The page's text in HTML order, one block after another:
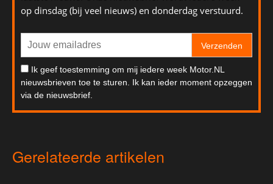
op dinsdag (bij veel nieuws) en donderdag verstuurd.
Verzenden
Ik geef toestemming om mij iedere week Motor.NL
nieuwsbrieven toe te sturen. Ik kan ieder moment opzeggen
via de nieuwsbrief.
Gerelateerde artikelen